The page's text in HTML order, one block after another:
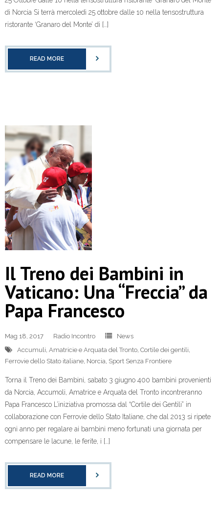
di Norcia Si terrà mercoledì 25 ottobre dalle 10 nella tensostruttura
ristorante ‘Granaro del Monte’ di […]
READ MORE
Il Treno dei Bambini in
Vaticano: Una “Freccia” da
Papa Francesco
Mag 18, 2017 Radio Incontro
News
Accumuli Amatricie e Arquata del Tronto Cortile dei gentili
Ferrovie dello Stato italiane Norcia Sport Senza Frontiere
Torna il Treno dei Bambini, sabato 3 giugno 400 bambini provenienti
da Norcia, Accumoli, Amatrice e Arquata del Tronto incontreranno
Papa Francesco L’iniziativa promossa dal “Cortile dei Gentili” in
collaborazione con Ferrovie dello Stato Italiane, che dal 2013 si ripete
ogni anno per regalare ai bambini meno fortunati una giornata per
compensare le lacune, le ferite, i […]
READ MORE